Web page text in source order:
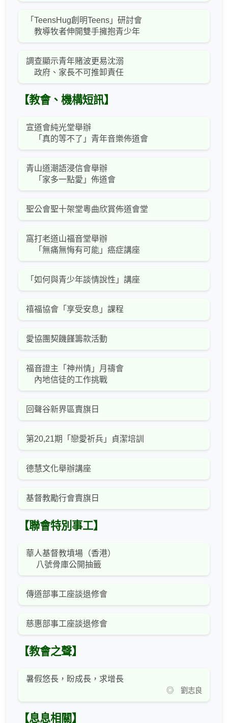
「TeensHug創明Teens」研討會
教導牧者伸開雙手擁抱青少年
調查顯示青年賭波更易沈溺
政府、家長不可推卸責任
【教會、機構短訊】
宣道會純光堂舉辦
「真的等不了」青年音樂佈道會
青山道潮語浸信會舉辦
「家多一點愛」佈道會
聖公會聖十架堂粵曲欣賞佈道會堂
窩打老道山福音堂舉辦
「無痛無悔有可能」癌症講座
「如何與青少年談情說性」講座
禧福協會「享受安息」課程
愛協團契饑饉籌款活動
福音證主「神州情」月禱會
內地信徒的工作挑戰
回聲谷新界區賣旗日
第20,21期「戀愛祈兵」貞潔培訓
德慧文化舉辦講座
基督教勵行會賣旗日
【聯會特別事工】
華人基督教墳場（香港）
八號骨庫公開抽籤
傳道部事工座談退修會
慈惠部事工座談退修會
【教會之聲】
暑假悠長，盼成長，求增長
◎ 劉志良
【息息相關】